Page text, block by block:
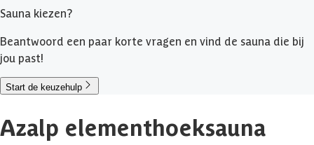
Sauna kiezen?
Beantwoord een paar korte vragen en vind de sauna die bij
jou past!
Start de keuzehulp
Azalp elementhoeksauna